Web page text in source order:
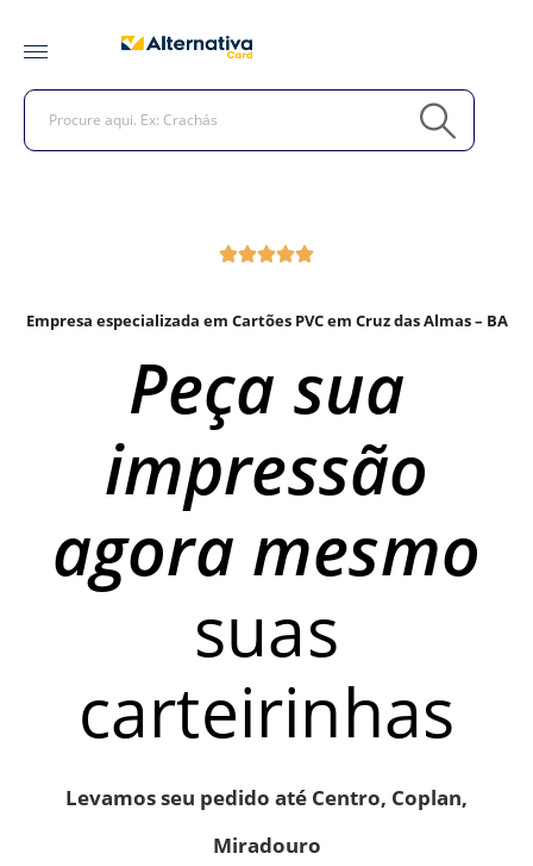
Empresa especializada em Cartões PVC em Cruz das Almas – BA
Peça sua
impressão
agora mesmo
suas
carteirinhas
Levamos seu pedido até Centro, Coplan,
Miradouro